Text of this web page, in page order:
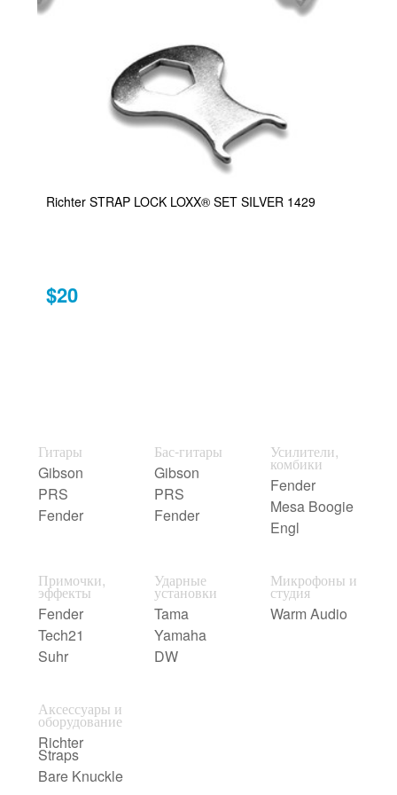
Richter STRAP LOCK LOXX® SET SILVER 1429
$20
Гитары
Gibson
PRS
Fender
Бас-гитары
Gibson
PRS
Fender
Усилители,
комбики
Fender
Mesa Boogie
Engl
Примочки,
эффекты
Fender
Tech21
Suhr
Ударные
установки
Tama
Yamaha
DW
Микрофоны и
студия
Warm Audio
Аксессуары и
оборудование
Richter
Straps
Bare Knuckle